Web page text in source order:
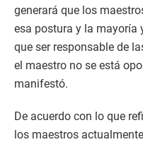
generará que los
esa postura y la mayoría
que ser responsable de
el maestro no se está
manifestó.
De acuerdo con lo que
los maestros